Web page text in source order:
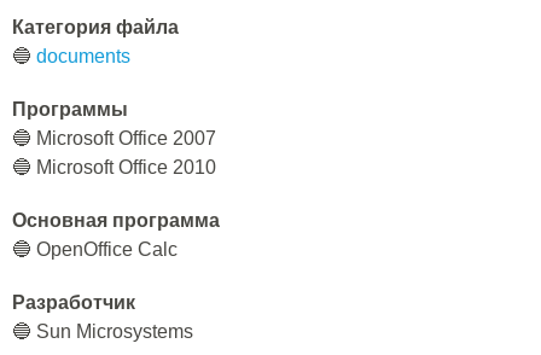
Категория файла
🔵 documents
Программы
🔵 Microsoft Office 2007
🔵 Microsoft Office 2010
Основная программа
🔵 OpenOffice Calc
Разработчик
🔵 Sun Microsystems